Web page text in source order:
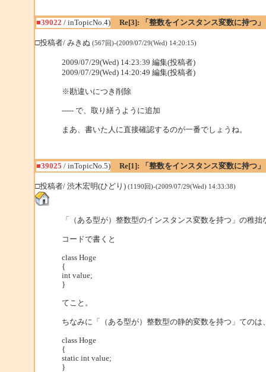
■39022 / inTopicNo.4) Re[3]: 「整数をインスタンス変数に持つ」
□投稿者/ みきぬ (567回)-(2009/07/29(Wed) 14:20:15)
2009/07/29(Wed) 14:23:39 編集(投稿者)
2009/07/29(Wed) 14:20:49 編集(投稿者)
※勘違いにつき削除
----- で、取り繕うように追加
まあ、書いた人に直接確認するのが一番でしょうね。
■39025 / inTopicNo.5) Re[1]: 「整数をインスタンス変数に持つ」
□投稿者/ 渋木宏明(ひどり) (1190回)-(2009/07/29(Wed) 14:33:38)
「（ある型が）整数型のインスタンス変数を持つ」の稚拙
コードで書くと
class Hoge
{
int value;
}
てこと。
ちなみに「（ある型が）整数型の静的変数を持つ」てのは
class Hoge
{
static int value;
}